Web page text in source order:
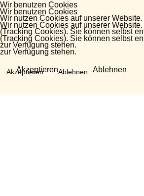
Wir benutzen Cookies
Wir nutzen Cookies auf unserer
(Tracking Cookies). Sie können selbst
zur Verfügung stehen.
Akzeptieren Ablehnen
Wir benutzen Cookies
Wir nutzen Cookies auf unserer
(Tracking Cookies). Sie können selbst
zur Verfügung stehen.
Akzeptieren Ablehnen